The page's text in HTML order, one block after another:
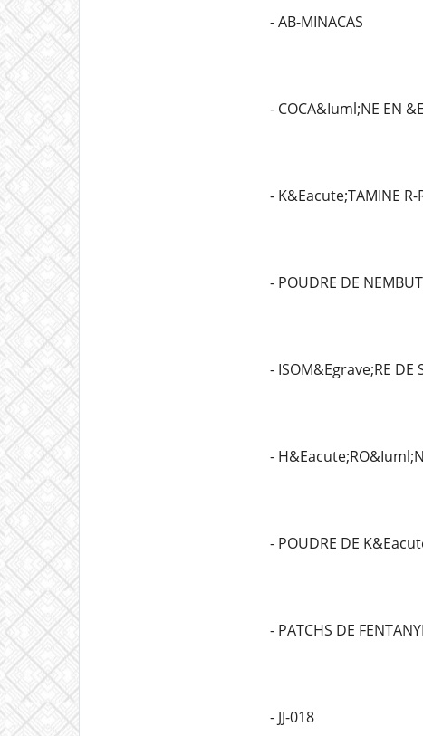
- AB-MINACAS
- COCA&Iuml;NE EN
- K&Eacute;TAMINE R-
- POUDRE DE
- ISOM&Egrave;RE DE
-
- POUDRE DE
- PATCHS DE
- JJ-018